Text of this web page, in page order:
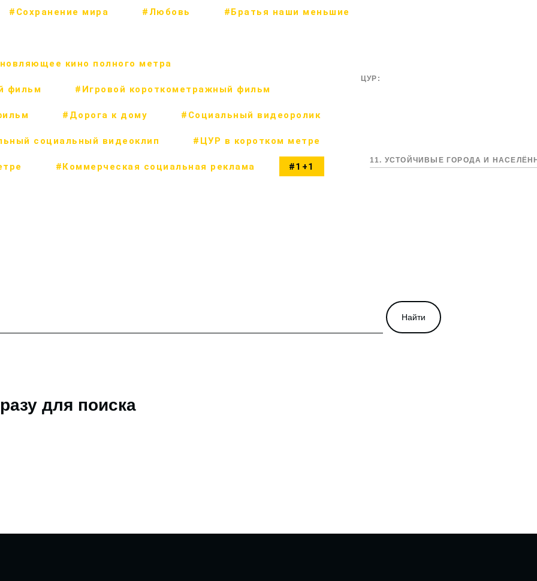
#Сохранение мира #Любовь #Братья наши меньшие
кино полного метра
фильм #Игровой короткометражный фильм
#Дорога к дому #Социальный видеоролик
социальный видеоклип #ЦУР в коротком метре
#Коммерческая социальная реклама #1+1
ЦУР:
11. УСТОЙЧИВЫЕ ГОРОДА И
Найти
для поиска